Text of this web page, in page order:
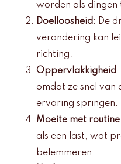
worden als dingen
Doelloosheid: De
verandering kan
richting.
Oppervlakkigheid
omdat ze snel van
ervaring springen.
Moeite met routine
als een last, wat
belemmeren.